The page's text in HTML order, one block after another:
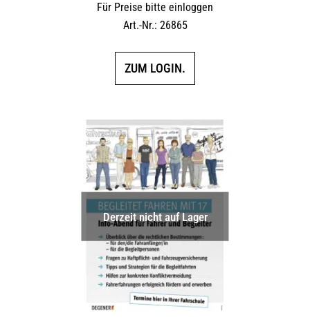
Für Preise bitte einloggen
Art.-Nr.: 26865
ZUM LOGIN.
Derzeit nicht auf Lager